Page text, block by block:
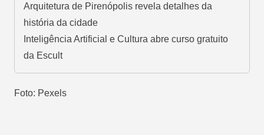
Arquitetura de Pirenópolis revela detalhes da
história da cidade
Inteligência Artificial e Cultura abre curso gratuito
da Escult
Foto: Pexels